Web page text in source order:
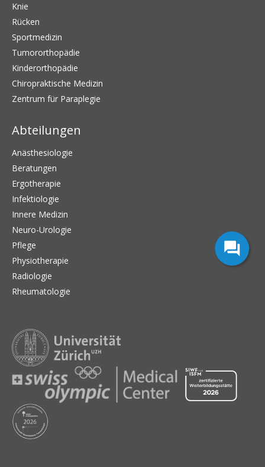
Knie
Rücken
Sportmedizin
Tumororthopädie
Kinderorthopädie
Chiropraktische Medizin
Zentrum für Paraplegie
Abteilungen
Anästhesiologie
Beratungen
Ergotherapie
Infektiologie
Innere Medizin
Neuro-Urologie
Pflege
Physiotherapie
Radiologie
Rheumatologie